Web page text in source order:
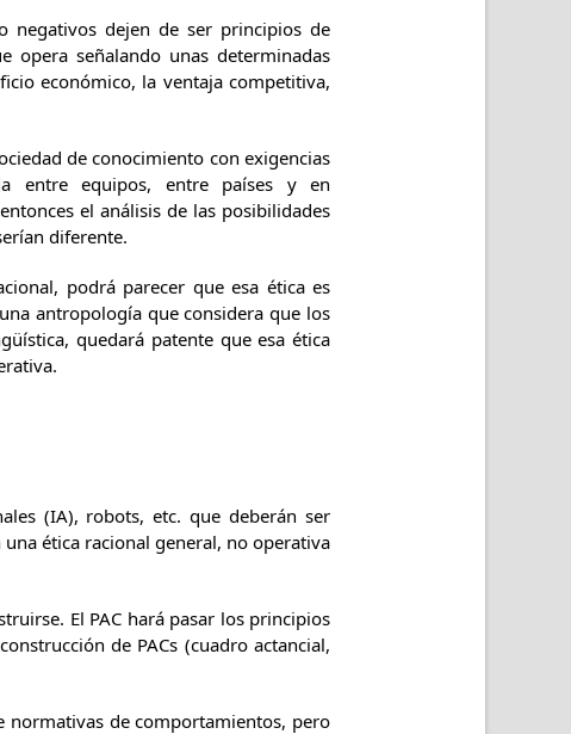
negativos dejen de ser principios de
opera señalando unas determinadas
económico, la ventaja competitiva,
de conocimiento con exigencias
entre equipos, entre países y en
el análisis de las posibilidades
diferente.
podrá parecer que esa ética es
antropología que considera que los
quedará patente que esa ética
(IA), robots, etc. que deberán ser
ética racional general, no operativa
El PAC hará pasar los principios
de PACs (cuadro actancial,
normativas de comportamientos, pero